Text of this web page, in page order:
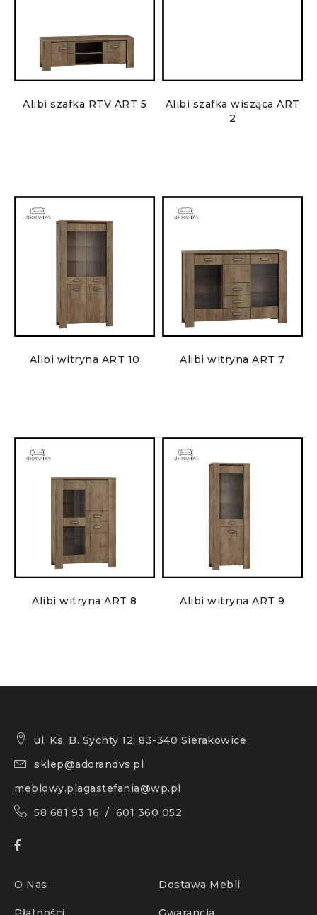
Alibi szafka RTV ART 5
Alibi szafka wisząca ART
2
Alibi witryna ART 10 Alibi witryna ART 7
Alibi witryna ART 8 Alibi witryna ART 9
ul. Ks. B. Sychty 12, 83-340 Sierakowice
sklep@adorandvs.pl
meblowy.plagastefania@wp.pl
58 681 93 16 / 601 360 052
O Nas Dostawa Mebli